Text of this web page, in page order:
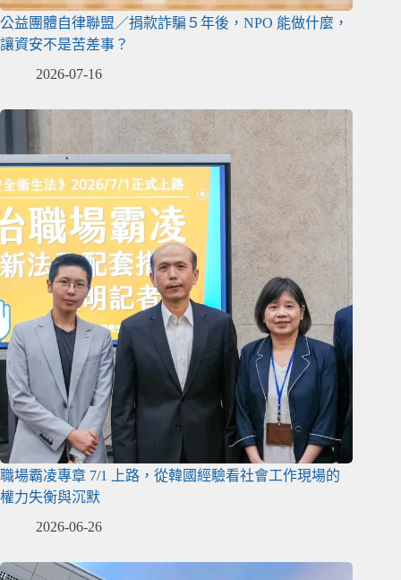
公益團體自律聯盟／捐款詐騙５年後，NPO 能做什麼，
讓資安不是苦差事？
2026-07-16
職場霸凌專章 7/1 上路，從韓國經驗看社會工作現場的
權力失衡與沉默
2026-06-26